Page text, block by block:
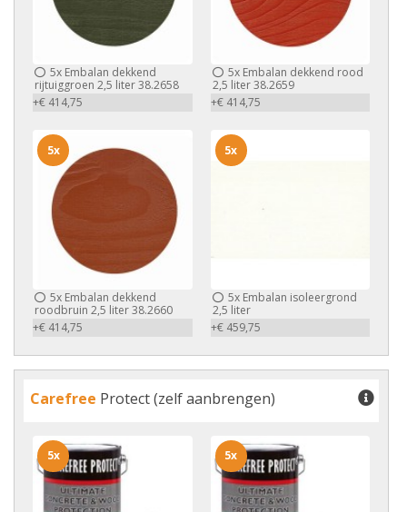
5x Embalan dekkend
rijtuiggroen 2,5 liter 38.2658
+€ 414,75
5xEmbalan dekkend rood
2,5 liter 38.2659
+€ 414,75
5x Embalan dekkend
roodbruin 2,5 liter 38.2660
+€ 414,75
5x
5xEmbalan isoleergrond
2,5 liter
+€ 459,75
5x
Carefree Protect (zelf aanbrengen)
5x 5x